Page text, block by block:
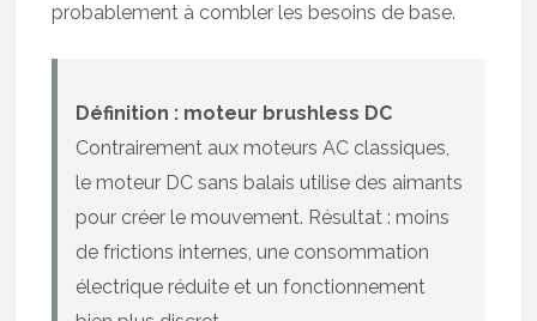
probablement à combler les besoins de base.
Définition : moteur brushless DC
Contrairement aux moteurs AC classiques,
le moteur DC sans balais utilise des aimants
pour créer le mouvement. Résultat : moins
de frictions internes, une consommation
électrique réduite et un fonctionnement